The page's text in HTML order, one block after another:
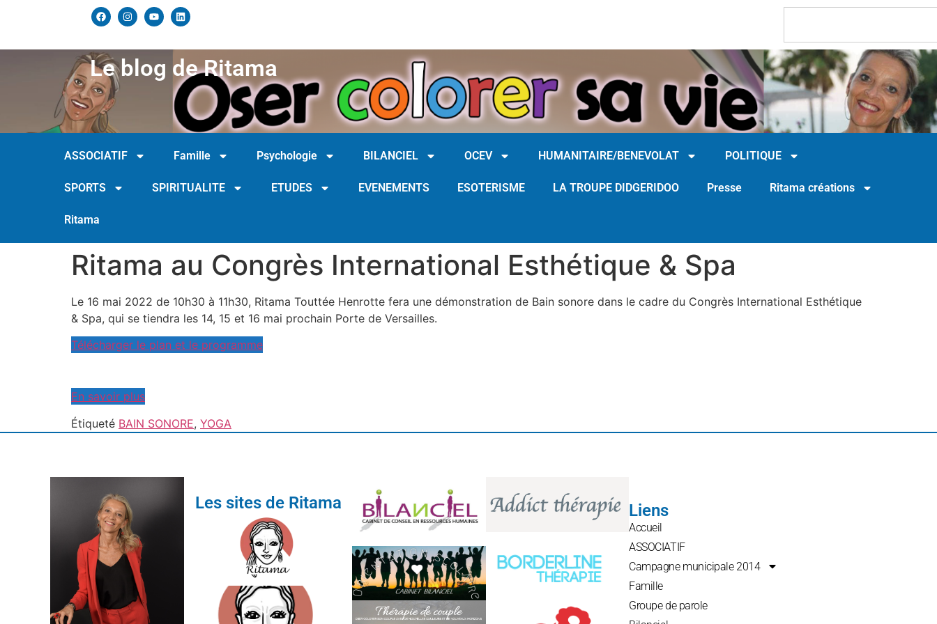
Le blog de Ritama
ASSOCIATIF Famille Psychologie BILANCIEL OCEV HUMANITAIRE/BENEVOLAT POLITIQUE
SPORTS SPIRITUALITE ETUDES EVENEMENTS ESOTERISME LA TROUPE DIDGERIDOO Presse Ritama créations
Ritama
Ritama au Congrès International Esthétique & Spa
Le 16 mai 2022 de 10h30 à 11h30, Ritama Touttée Henrotte fera une démonstration de Bain sonore dans le cadre du Congrès International Esthétique
& Spa, qui se tiendra les 14, 15 et 16 mai prochain Porte de Versailles.
Télécharger le plan et le programme
En savoir plus
Étiqueté BAIN SONORE, YOGA
Les sites de Ritama Liens
Accueil
ASSOCIATIF
Campagne municipale 2014
Famille
Groupe de parole